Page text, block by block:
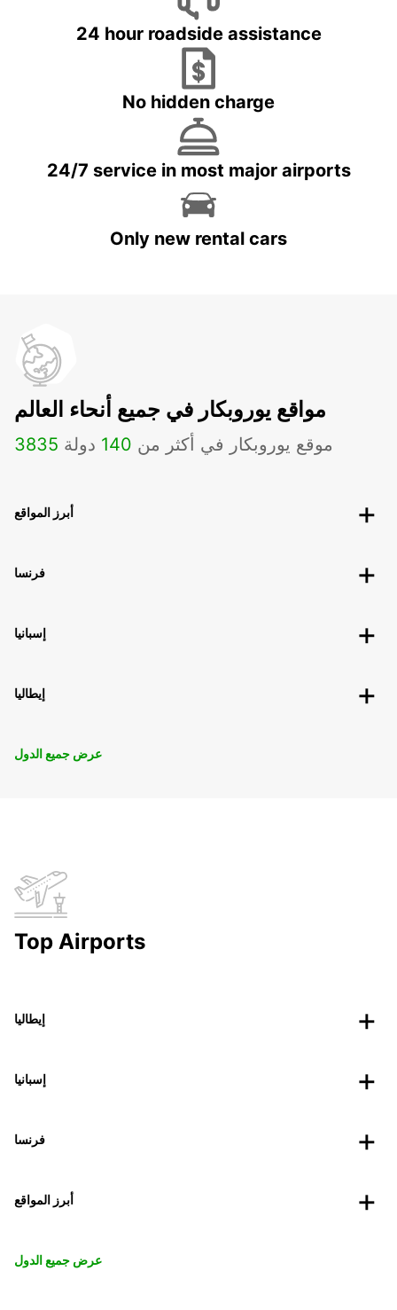
24 hour roadside assistance
No hidden charge
24/7 service in most major airports
Only new rental cars
مواقع يوروبكار في جميع أنحاء العالم
3835 موقع يوروبكار في أكثر من 140 دولة
أبرز المواقع
فرنسا
إسبانيا
إيطاليا
عرض جميع الدول
Top Airports
إيطاليا
إسبانيا
فرنسا
أبرز المواقع
عرض جميع الدول